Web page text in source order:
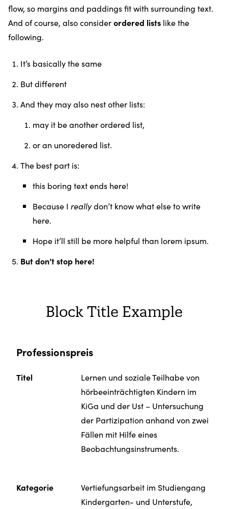
flow, so margins and paddings fit with surrounding text.
And of course, also considerordered lists like the
following.
It’s basically the same
But different
And they may also nest other lists:
may it be another ordered list,
or an unoredered list.
The best part is:
this boring text ends here!
Because I reallydon’t know what else to write
here.
Hope it’ll still be more helpful than lorem ipsum.
But don’t stop here!
Block Title Example
Professionspreis
Titel
Lernen und soziale Teilhabe von
hörbeeinträchtigten Kindern im
KiGa und der Ust – Untersuchung
der Partizipation anhand von zwei
Fällen mit Hilfe eines
Beobachtungsinstruments.
Kategorie
Vertiefungsarbeit im Studiengang
Kindergarten- und Unterstufe,